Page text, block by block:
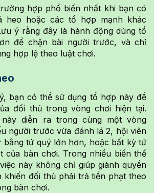
hợp phổ biến nhất khi bạn có
heo hoặc các tổ hợp mạnh khác
ý rằng đây là hành động dùng tổ
để chặn bài người trước, và chỉ
hợp lệ theo luật chơi.
bạn có thể sử dụng tổ hợp này để
đối thủ trong vòng chơi hiện tại.
này diễn ra trong cùng một vòng
người trước vừa đánh lá 2, hội viên
bằng tứ quý lớn hơn, hoặc bất kỳ tứ
của bàn chơi. Trong nhiều biến thể
này không chỉ giúp giành quyền
khiến đối thủ phải trả tiền phạt theo
bàn chơi.